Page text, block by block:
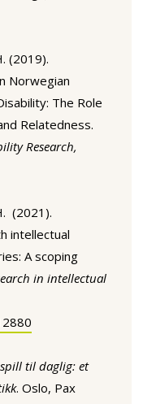
(2019).
Norwegian
The Role
Relatedness.
Research,
(2021).
intellectual
A scoping
in intellectual
til daglig: et
. Oslo, Pax